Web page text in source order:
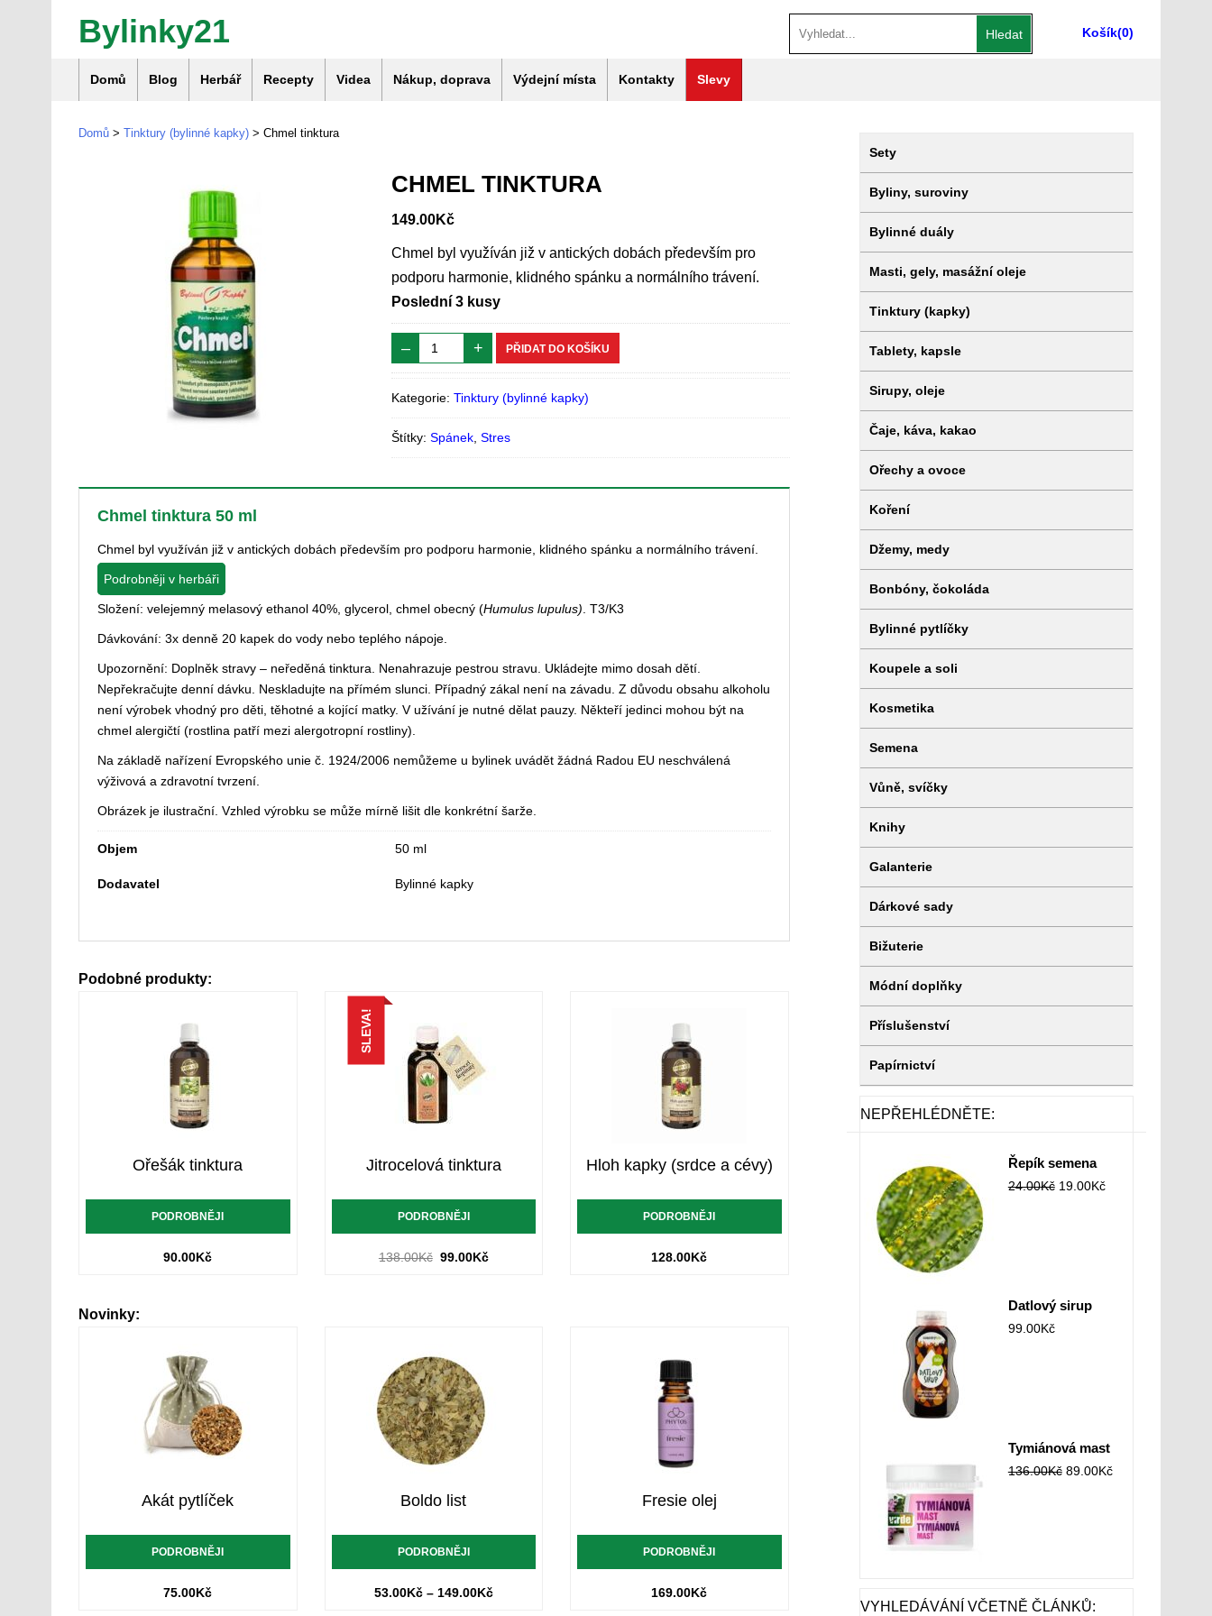
Bylinky21 Košík(0)
Hledat
Domů Blog Herbář Recepty Videa Nákup, doprava Výdejní místa Kontakty Slevy
Domů > Tinktury (bylinné kapky) > Chmel tinktura
CHMEL TINKTURA
149.00Kč
Chmel byl využíván již v antických dobách především pro
podporu harmonie, klidného spánku a normálního trávení.
Poslední 3 kusy
– + PŘIDAT DO KOŠÍKU
Kategorie:Tinktury (bylinné kapky)
Štítky:Spánek ,Stres
Chmel tinktura 50 ml
Chmel byl využíván již v antických dobách především pro podporu harmonie, klidného spánku a normálního trávení.
Podrobněji v herbáři
Složení: velejemný melasový ethanol 40%, glycerol, chmel obecný (Humulus lupulus) . T3/K3
Dávkování: 3x denně 20 kapek do vody nebo teplého nápoje.
Upozornění: Doplněk stravy – neředěná tinktura. Nenahrazuje pestrou stravu. Ukládejte mimo dosah dětí.
Nepřekračujte denní dávku. Neskladujte na přímém slunci. Případný zákal není na závadu. Z důvodu obsahu alkoholu
není výrobek vhodný pro děti, těhotné a kojící matky. V užívání je nutné dělat pauzy. Někteří jedinci mohou být na
chmel alergičtí (rostlina patří mezi alergotropní rostliny).
Na základě nařízení Evropského unie č. 1924/2006 nemůžeme u bylinek uvádět žádná Radou EU neschválená
výživová a zdravotní tvrzení.
Obrázek je ilustrační. Vzhled výrobku se může mírně lišit dle konkrétní šarže.
Objem 50 ml
Dodavatel Bylinné kapky
Podobné produkty:
Ořešák tinktura
PODROBNĚJI
90.00Kč
SLEVA!
Jitrocelová tinktura
PODROBNĚJI
138.00Kč 99.00Kč
Hloh kapky (srdce a cévy)
PODROBNĚJI
128.00Kč
Novinky:
Akát pytlíček
PODROBNĚJI
75.00Kč
Boldo list
PODROBNĚJI
53.00Kč– 149.00Kč
Fresie olej
PODROBNĚJI
169.00Kč
Sety
Byliny, suroviny
Bylinné duály
Masti, gely, masážní oleje
Tinktury (kapky)
Tablety, kapsle
Sirupy, oleje
Čaje, káva, kakao
Ořechy a ovoce
Koření
Džemy, medy
Bonbóny, čokoláda
Bylinné pytlíčky
Koupele a soli
Kosmetika
Semena
Vůně, svíčky
Knihy
Galanterie
Dárkové sady
Bižuterie
Módní doplňky
Příslušenství
Papírnictví
NEPŘEHLÉDNĚTE:
Řepík semena
24.00Kč 19.00Kč
Datlový sirup
99.00Kč
Tymiánová mast
136.00Kč 89.00Kč
VYHLEDÁVÁNÍ VČETNĚ ČLÁNKŮ: